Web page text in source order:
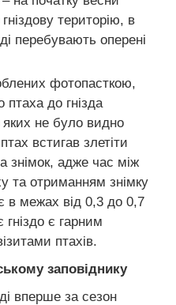
територію, в
перебувають оперені
фотопасткою,
птаха до гнізда
не було видно
встигав злетіти
знімок, адже час між
та отриманням знімку
в межах від 0,3 до 0,7
є гарним
птахів.
заповіднику
вперше за сезон